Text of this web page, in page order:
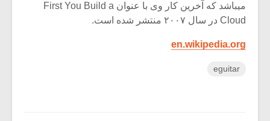
میباشد که آخرین کار وی با عنوان First You Build a
Cloud در سال ۲۰۰۷ منتشر شده است.
en.wikipedia.org
eguitar